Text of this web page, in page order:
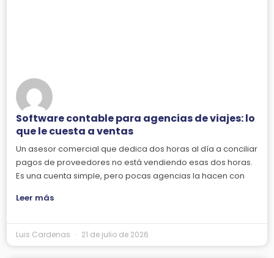
Software contable para agencias de viajes: lo
que le cuesta a ventas
Un asesor comercial que dedica dos horas al día a conciliar
pagos de proveedores no está vendiendo esas dos horas.
Es una cuenta simple, pero pocas agencias la hacen con
Leer más
Luis Cardenas 21 de julio de 2026